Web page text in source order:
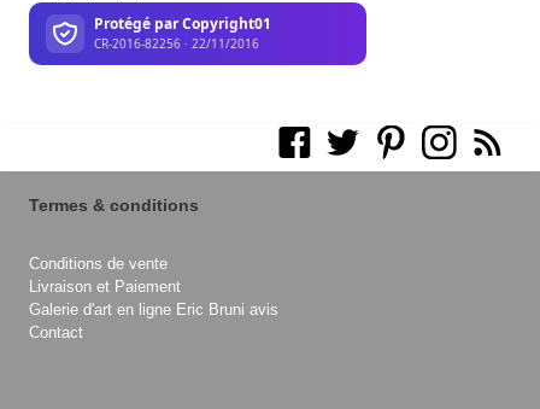
Termes & conditions
Conditions de vente
Livraison et Paiement
Galerie d'art en ligne Eric Bruni avis
Contact